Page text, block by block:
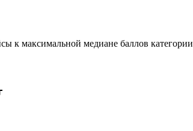
к максимальной медиане баллов категории